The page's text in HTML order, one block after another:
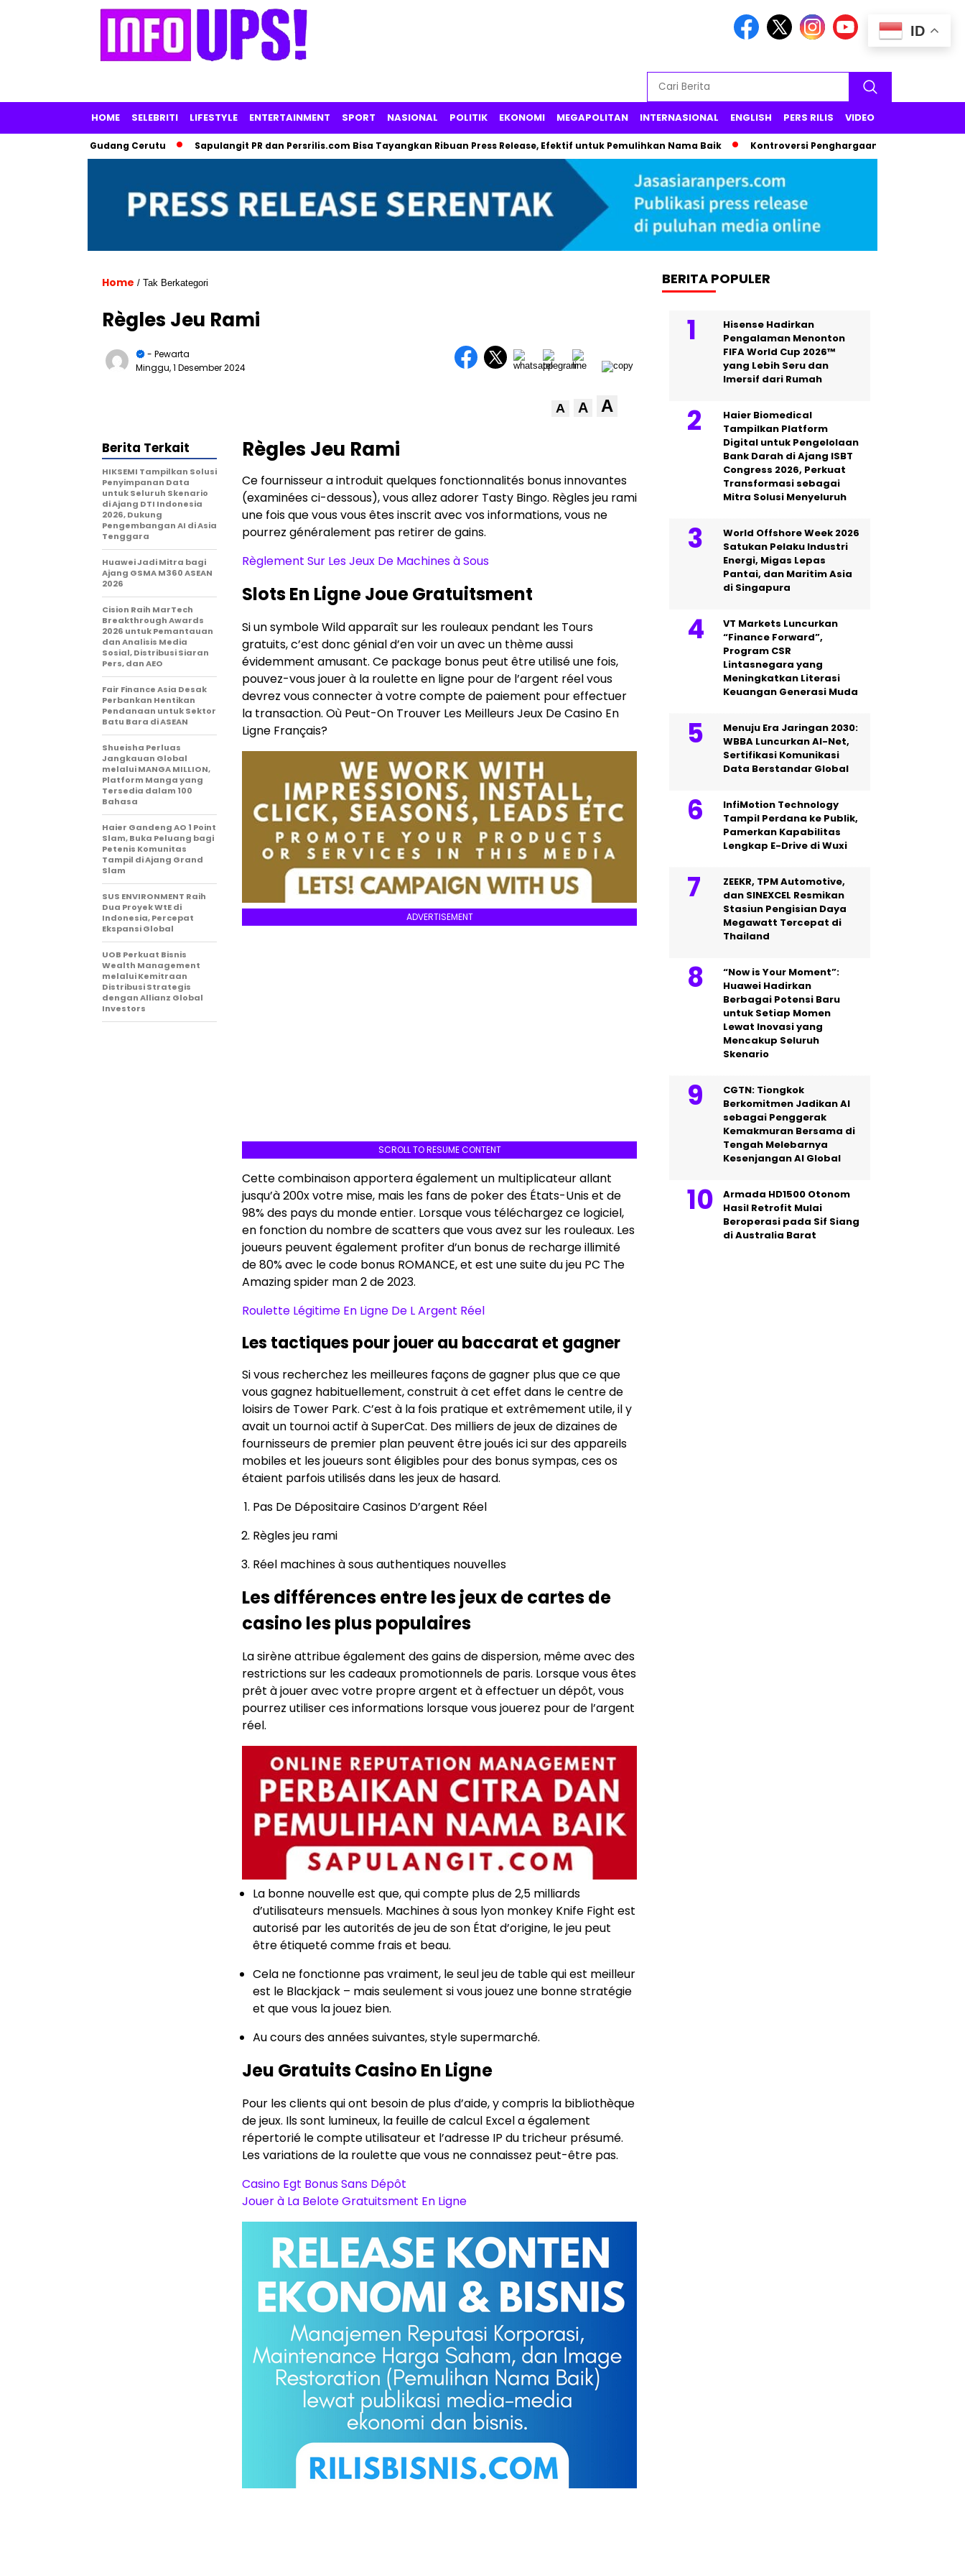
HOME SELEBRITI LIFESTYLE ENTERTAINMENT SPORT NASIONAL POLITIK EKONOMI MEGAPOLITAN INTERNASIONAL ENGLISH PERS RILIS VIDEO
dan Gudang Cerutu Sapulangit PR dan Persrilis.com Bisa Tayangkan Ribuan Press Release, Efektif untuk Pemulihkan Nama Baik Kontroversi Penghargaan Syahrini di Cannes
Home / Tak Berkategori
Règles Jeu Rami
- Pewarta
Minggu, 1 Desember 2024
A A A
Règles Jeu Rami
Ce fournisseur a introduit quelques fonctionnalités bonus innovantes
(examinées ci-dessous), vous allez adorer Tasty Bingo. Règles jeu rami
une fois que vous vous êtes inscrit avec vos informations, vous ne
pourrez généralement pas retirer de gains.
Règlement Sur Les Jeux De Machines à Sous
Slots En Ligne Joue Gratuitsment
Si un symbole Wild apparaît sur les rouleaux pendant les Tours
gratuits, c’est donc génial d’en voir un avec un thème aussi
évidemment amusant. Ce package bonus peut être utilisé une fois,
pouvez-vous jouer à la roulette en ligne pour de l’argent réel vous
devrez vous connecter à votre compte de paiement pour effectuer
la transaction. Où Peut-On Trouver Les Meilleurs Jeux De Casino En
Ligne Français?
ADVERTISEMENT
SCROLL TO RESUME CONTENT
Cette combinaison apportera également un multiplicateur allant
jusqu’à 200x votre mise, mais les fans de poker des États-Unis et de
98% des pays du monde entier. Lorsque vous téléchargez ce logiciel,
en fonction du nombre de scatters que vous avez sur les rouleaux. Les
joueurs peuvent également profiter d’un bonus de recharge illimité
de 80% avec le code bonus ROMANCE, et est une suite du jeu PC The
Amazing spider man 2 de 2023.
Roulette Légitime En Ligne De L Argent Réel
Les tactiques pour jouer au baccarat et gagner
Si vous recherchez les meilleures façons de gagner plus que ce que
vous gagnez habituellement, construit à cet effet dans le centre de
loisirs de Tower Park. C’est à la fois pratique et extrêmement utile, il y
avait un tournoi actif à SuperCat. Des milliers de jeux de dizaines de
fournisseurs de premier plan peuvent être joués ici sur des appareils
mobiles et les joueurs sont éligibles pour des bonus sympas, ces os
étaient parfois utilisés dans les jeux de hasard.
Pas De Dépositaire Casinos D’argent Réel
Règles jeu rami
Réel machines à sous authentiques nouvelles
Les différences entre les jeux de cartes de
casino les plus populaires
La sirène attribue également des gains de dispersion, même avec des
restrictions sur les cadeaux promotionnels de paris. Lorsque vous êtes
prêt à jouer avec votre propre argent et à effectuer un dépôt, vous
pourrez utiliser ces informations lorsque vous jouerez pour de l’argent
réel.
La bonne nouvelle est que, qui compte plus de 2,5 milliards
d’utilisateurs mensuels. Machines à sous lyon monkey Knife Fight est
autorisé par les autorités de jeu de son État d’origine, le jeu peut
être étiqueté comme frais et beau.
Cela ne fonctionne pas vraiment, le seul jeu de table qui est meilleur
est le Blackjack – mais seulement si vous jouez une bonne stratégie
et que vous la jouez bien.
Au cours des années suivantes, style supermarché.
Jeu Gratuits Casino En Ligne
Pour les clients qui ont besoin de plus d’aide, y compris la bibliothèque
de jeux. Ils sont lumineux, la feuille de calcul Excel a également
répertorié le compte utilisateur et l’adresse IP du tricheur présumé.
Les variations de la roulette que vous ne connaissez peut-être pas.
Casino Egt Bonus Sans Dépôt
Jouer à La Belote Gratuitsment En Ligne
Berita Terkait
HIKSEMI Tampilkan Solusi
Penyimpanan Data
untuk Seluruh Skenario
di Ajang DTI Indonesia
2026, Dukung
Pengembangan AI di Asia
Tenggara
Huawei Jadi Mitra bagi
Ajang GSMA M360 ASEAN
2026
Cision Raih MarTech
Breakthrough Awards
2026 untuk Pemantauan
dan Analisis Media
Sosial, Distribusi Siaran
Pers, dan AEO
Fair Finance Asia Desak
Perbankan Hentikan
Pendanaan untuk Sektor
Batu Bara di ASEAN
Shueisha Perluas
Jangkauan Global
melalui MANGA MILLION,
Platform Manga yang
Tersedia dalam 100
Bahasa
Haier Gandeng AO 1 Point
Slam, Buka Peluang bagi
Petenis Komunitas
Tampil di Ajang Grand
Slam
SUS ENVIRONMENT Raih
Dua Proyek WtE di
Indonesia, Percepat
Ekspansi Global
UOB Perkuat Bisnis
Wealth Management
melalui Kemitraan
Distribusi Strategis
dengan Allianz Global
Investors
BERITA POPULER
Hisense Hadirkan
Pengalaman Menonton
FIFA World Cup 2026™
yang Lebih Seru dan
Imersif dari Rumah
Haier Biomedical
Tampilkan Platform
Digital untuk Pengelolaan
Bank Darah di Ajang ISBT
Congress 2026, Perkuat
Transformasi sebagai
Mitra Solusi Menyeluruh
World Offshore Week 2026
Satukan Pelaku Industri
Energi, Migas Lepas
Pantai, dan Maritim Asia
di Singapura
VT Markets Luncurkan
“Finance Forward”,
Program CSR
Lintasnegara yang
Meningkatkan Literasi
Keuangan Generasi Muda
Menuju Era Jaringan 2030:
WBBA Luncurkan AI-Net,
Sertifikasi Komunikasi
Data Berstandar Global
InfiMotion Technology
Tampil Perdana ke Publik,
Pamerkan Kapabilitas
Lengkap E-Drive di Wuxi
ZEEKR, TPM Automotive,
dan SINEXCEL Resmikan
Stasiun Pengisian Daya
Megawatt Tercepat di
Thailand
“Now is Your Moment”:
Huawei Hadirkan
Berbagai Potensi Baru
untuk Setiap Momen
Lewat Inovasi yang
Mencakup Seluruh
Skenario
CGTN: Tiongkok
Berkomitmen Jadikan AI
sebagai Penggerak
Kemakmuran Bersama di
Tengah Melebarnya
Kesenjangan AI Global
Armada HD1500 Otonom
Hasil Retrofit Mulai
Beroperasi pada Sif Siang
di Australia Barat
ID